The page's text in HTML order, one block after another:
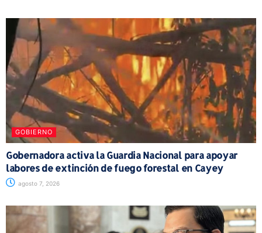
GOBIERNO
Gobernadora activa la Guardia Nacional para apoyar
labores de extinción de fuego forestal en Cayey
agosto 7, 2026